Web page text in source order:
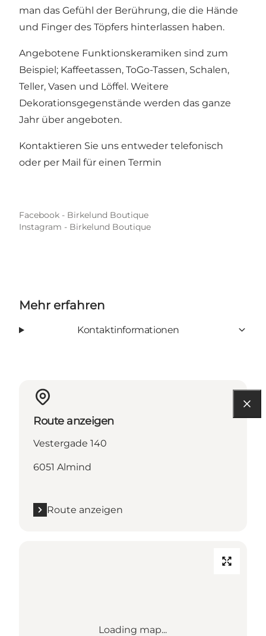
man das Gefühl der Berührung, die die Hände
und Finger des Töpfers hinterlassen haben.
Angebotene Funktionskeramiken sind zum
Beispiel; Kaffeetassen, ToGo-Tassen, Schalen,
Teller, Vasen und Löffel. Weitere
Dekorationsgegenstände werden das ganze
Jahr über angeboten.
Kontaktieren Sie uns entweder telefonisch
oder per Mail für einen Termin
Facebook - Birkelund Boutique
Instagram - Birkelund Boutique
Mehr erfahren
Kontaktinformationen
Route anzeigen
Vestergade 140
6051 Almind
Route anzeigen
Loading map...